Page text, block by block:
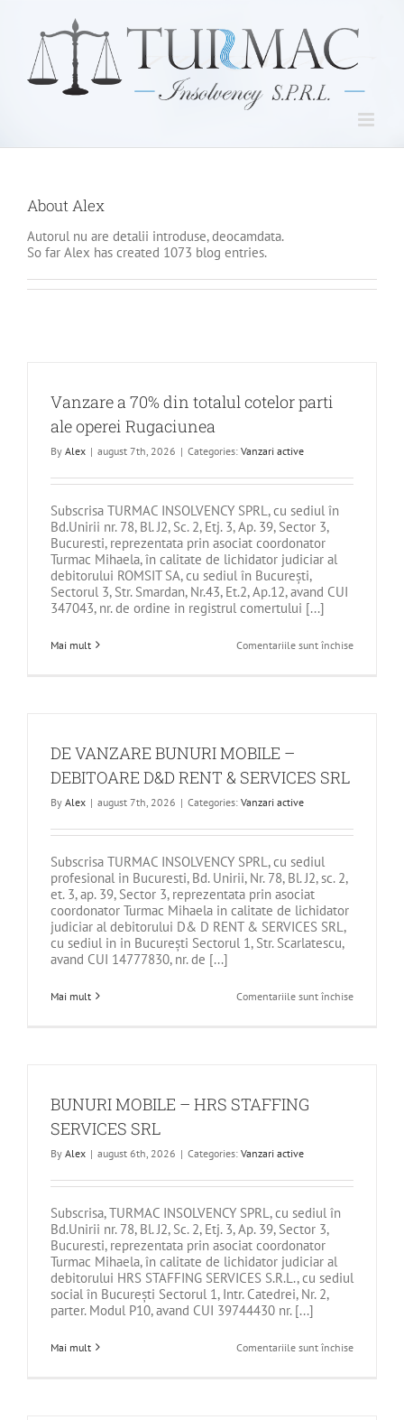
content
AboutAlex
Autorul nu are detalii introduse, deocamdata.
So far Alex has created 1073 blog entries.
Vanzare a 70% din totalul cotelor parti
ale operei Rugaciunea
By Alex | august 7th, 2026 | Categories: Vanzari active
Subscrisa TURMAC INSOLVENCY SPRL, cu sediul în
Bd.Unirii nr. 78, Bl. J2, Sc. 2, Etj. 3, Ap. 39, Sector 3,
Bucuresti, reprezentata prin asociat coordonator
Turmac Mihaela, în calitate de lichidator judiciar al
debitorului ROMSIT SA, cu sediul în Bucureşti,
Sectorul 3, Str. Smardan, Nr.43, Et.2, Ap.12, avand CUI
347043, nr. de ordine in registrul comertului [...]
Mai mult Comentariile sunt închisepentru
DE VANZARE BUNURI MOBILE –
DEBITOARE D&D RENT & SERVICES SRL
By Alex | august 7th, 2026 | Categories: Vanzari active
Subscrisa TURMAC INSOLVENCY SPRL, cu sediul
profesional in Bucuresti, Bd. Unirii, Nr. 78, Bl. J2, sc. 2,
et. 3, ap. 39, Sector 3, reprezentata prin asociat
coordonator Turmac Mihaela in calitate de lichidator
judiciar al debitorului D& D RENT & SERVICES SRL,
cu sediul in in Bucureşti Sectorul 1, Str. Scarlatescu,
avand CUI 14777830, nr. de [...]
Mai mult Comentariile sunt închisepentru
BUNURI MOBILE – HRS STAFFING
SERVICES SRL
By Alex | august 6th, 2026 | Categories: Vanzari active
Subscrisa, TURMAC INSOLVENCY SPRL, cu sediul în
Bd.Unirii nr. 78, Bl. J2, Sc. 2, Etj. 3, Ap. 39, Sector 3,
Bucuresti, reprezentata prin asociat coordonator
Turmac Mihaela, în calitate de lichidator judiciar al
debitorului HRS STAFFING SERVICES S.R.L., cu sediul
social în București Sectorul 1, Intr. Catedrei, Nr. 2,
parter. Modul P10, avand CUI 39744430 nr. [...]
Mai mult Comentariile sunt închisepentru